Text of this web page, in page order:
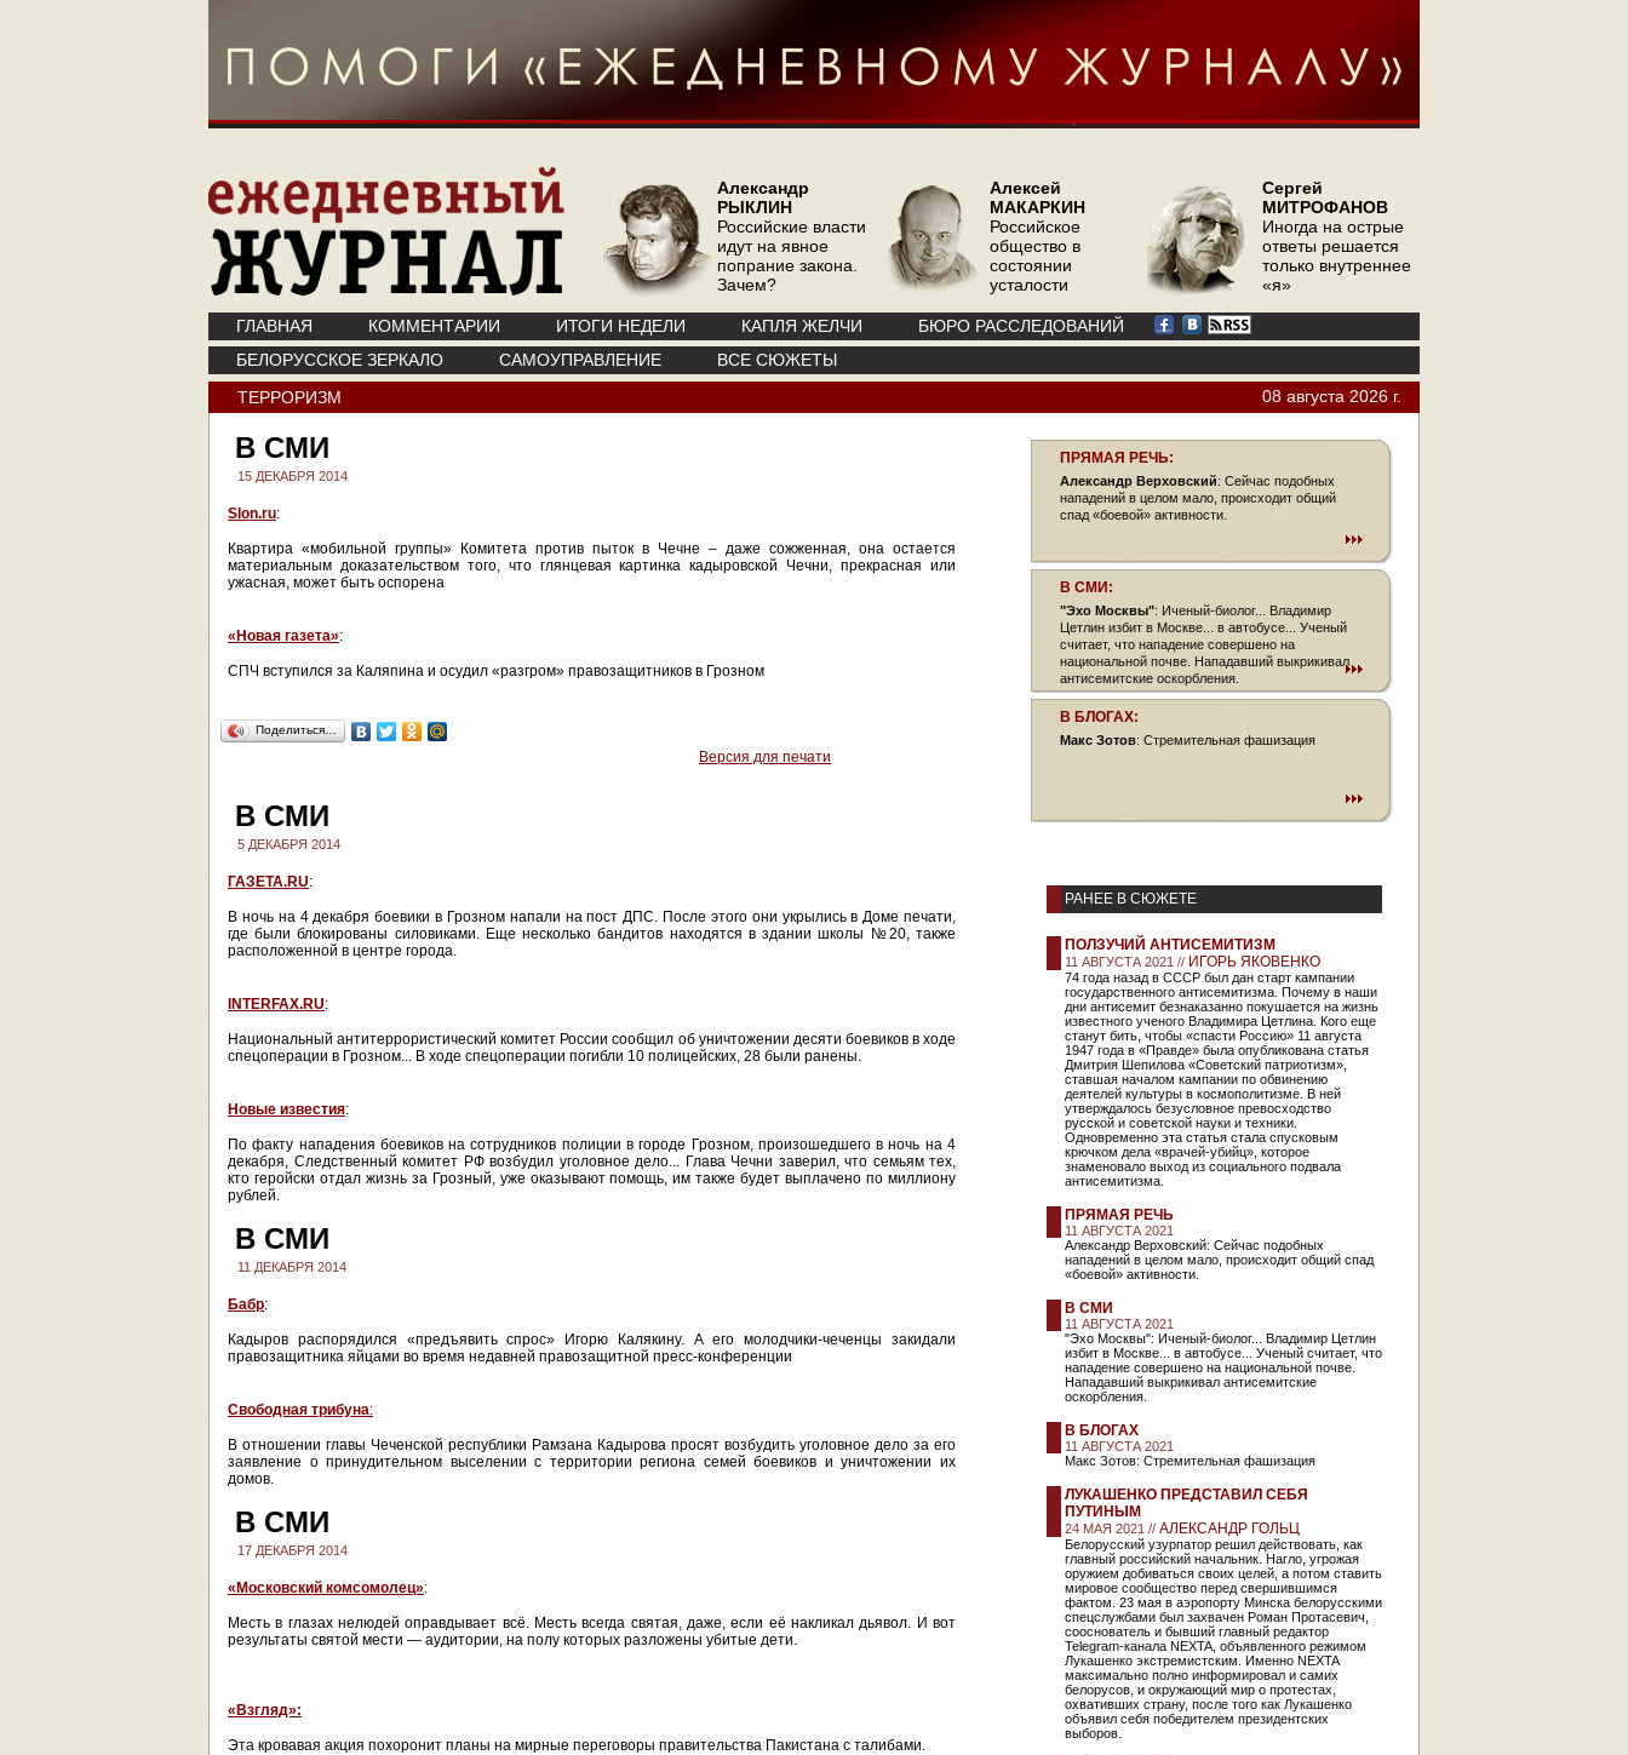
Александр
РЫКЛИН
Российские власти
идут на явное
попрание закона.
Зачем?
Алексей
МАКАРКИН
Российское
общество в
состоянии
усталости
Сергей
МИТРОФАНОВ
Иногда на острые
ответы решается
только внутреннее
«я»
ГЛАВНАЯ КОММЕНТАРИИ ИТОГИ НЕДЕЛИ КАПЛЯ ЖЕЛЧИ
БЮРО РАССЛЕДОВАНИЙ
БЕЛОРУССКОЕ ЗЕРКАЛО
САМОУПРАВЛЕНИЕ
ВСЕ СЮЖЕТЫ
ТЕРРОРИЗМ
08 августа 2026 г.
В СМИ
15 ДЕКАБРЯ 2014
Slon.ru:
Квартира «мобильной группы» Комитета против пыток в Чечне – даже сожженная, она остается
материальным доказательством того, что глянцевая картинка кадыровской Чечни, прекрасная или
ужасная, может быть оспорена
«Новая газета»:
СПЧ вступился за Каляпина и осудил «разгром» правозащитников в Грозном
Поделиться…
Версия для печати
В СМИ
5 ДЕКАБРЯ 2014
ГАЗЕТА.RU:
В ночь на 4 декабря боевики в Грозном напали на пост ДПС. После этого они укрылись в Доме печати,
где были блокированы силовиками. Еще несколько бандитов находятся в здании школы №20, также
расположенной в центре города.
INTERFAX.RU:
Национальный антитеррористический комитет России сообщил об уничтожении десяти боевиков в ходе
спецоперации в Грозном... В ходе спецоперации погибли 10 полицейских, 28 были ранены.
Новые известия:
По факту нападения боевиков на сотрудников полиции в городе Грозном, произошедшего в ночь на 4
декабря, Следственный комитет РФ возбудил уголовное дело... Глава Чечни заверил, что семьям тех,
кто геройски отдал жизнь за Грозный, уже оказывают помощь, им также будет выплачено по миллиону
рублей.
В СМИ
11 ДЕКАБРЯ 2014
Бабр:
Кадыров распорядился «предъявить спрос» Игорю Калякину. А его молодчики-чеченцы закидали
правозащитника яйцами во время недавней правозащитной пресс-конференции
Свободная трибуна:
В отношении главы Чеченской республики Рамзана Кадырова просят возбудить уголовное дело за его
заявление о принудительном выселении с территории региона семей боевиков и уничтожении их
домов.
В СМИ
17 ДЕКАБРЯ 2014
«Московский комсомолец»:
Месть в глазах нелюдей оправдывает всё. Месть всегда святая, даже, если её накликал дьявол. И вот
результаты святой мести — аудитории, на полу которых разложены убитые дети.
«Взгляд»:
Эта кровавая акция похоронит планы на мирные переговоры правительства Пакистана с талибами.
ПРЯМАЯ РЕЧЬ:
Александр Верховский: Сейчас подобных
нападений в целом мало, происходит общий
спад «боевой» активности.
В СМИ:
"Эхо Москвы": Иченый-биолог... Владимир
Цетлин избит в Москве... в автобусе... Ученый
считает, что нападение совершено на
национальной почве. Нападавший выкрикивал
антисемитские оскорбления.
В БЛОГАХ:
Макс Зотов: Стремительная фашизация
РАНЕЕ В СЮЖЕТЕ
ПОЛЗУЧИЙ АНТИСЕМИТИЗМ
11 АВГУСТА 2021 // ИГОРЬ ЯКОВЕНКО
74 года назад в СССР был дан старт кампании
государственного антисемитизма. Почему в наши
дни антисемит безнаказанно покушается на жизнь
известного ученого Владимира Цетлина. Кого еще
станут бить, чтобы «спасти Россию» 11 августа
1947 года в «Правде» была опубликована статья
Дмитрия Шепилова «Советский патриотизм»,
ставшая началом кампании по обвинению
деятелей культуры в космополитизме. В ней
утверждалось безусловное превосходство
русской и советской науки и техники.
Одновременно эта статья стала спусковым
крючком дела «врачей-убийц», которое
знаменовало выход из социального подвала
антисемитизма.
ПРЯМАЯ РЕЧЬ
11 АВГУСТА 2021
Александр Верховский: Сейчас подобных
нападений в целом мало, происходит общий спад
«боевой» активности.
В СМИ
11 АВГУСТА 2021
"Эхо Москвы": Иченый-биолог... Владимир Цетлин
избит в Москве... в автобусе... Ученый считает, что
нападение совершено на национальной почве.
Нападавший выкрикивал антисемитские
оскорбления.
В БЛОГАХ
11 АВГУСТА 2021
Макс Зотов: Стремительная фашизация
ЛУКАШЕНКО ПРЕДСТАВИЛ СЕБЯ
ПУТИНЫМ
24 МАЯ 2021 // АЛЕКСАНДР ГОЛЬЦ
Белорусский узурпатор решил действовать, как
главный российский начальник. Нагло, угрожая
оружием добиваться своих целей, а потом ставить
мировое сообщество перед свершившимся
фактом. 23 мая в аэропорту Минска белорусскими
спецслужбами был захвачен Роман Протасевич,
сооснователь и бывший главный редактор
Telegram-канала NEXTA, объявленного режимом
Лукашенко экстремистским. Именно NEXTA
максимально полно информировал и самих
белорусов, и окружающий мир о протестах,
охвативших страну, после того как Лукашенко
объявил себя победителем президентских
выборов.